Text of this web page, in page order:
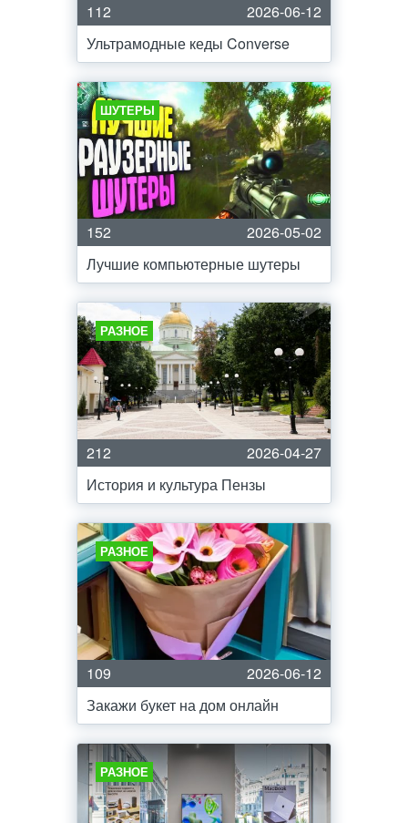
112
2026-06-12
Ультрамодные кеды Converse
ШУТЕРЫ
152
2026-05-02
Лучшие компьютерные шутеры
РАЗНОЕ
212
2026-04-27
История и культура Пензы
РАЗНОЕ
109
2026-06-12
Закажи букет на дом онлайн
РАЗНОЕ